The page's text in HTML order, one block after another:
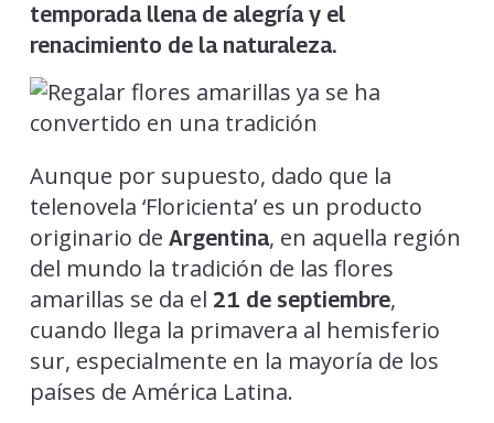
temporada llena de alegría y el
renacimiento de la naturaleza.
Aunque por supuesto, dado que la
telenovela ‘Floricienta’ es un producto
originario de Argentina, en aquella región
del mundo la tradición de las flores
amarillas se da el 21 de septiembre,
cuando llega la primavera al hemisferio
sur, especialmente en la mayoría de los
países de América Latina.